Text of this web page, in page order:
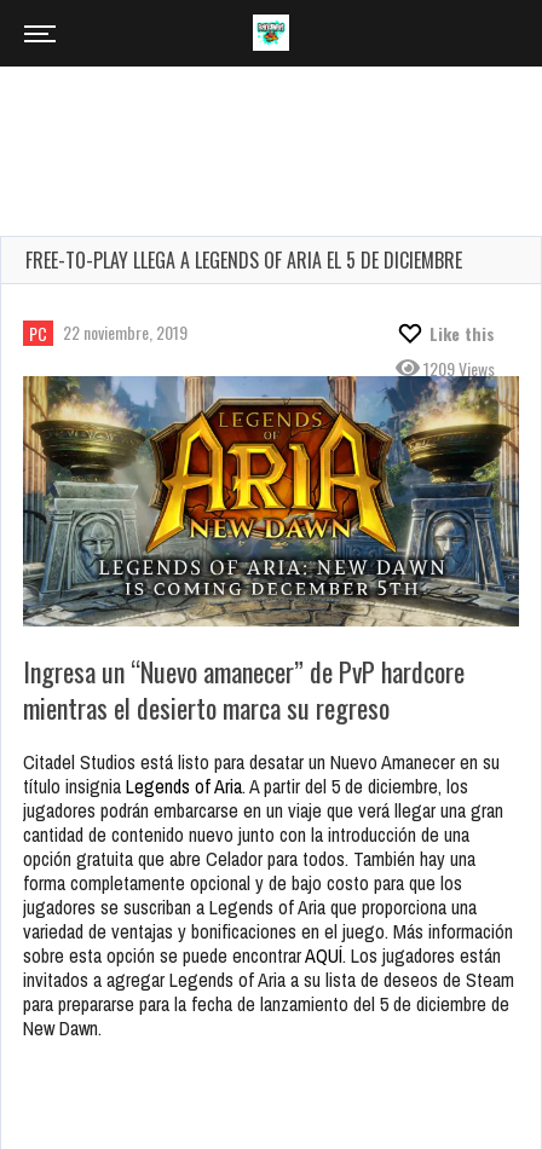
FREE-TO-PLAY LLEGA A LEGENDS OF ARIA EL 5 DE DICIEMBRE
PC 22 noviembre, 2019
Like this
1209 Views
Ingresa un “Nuevo amanecer” de PvP hardcore
mientras el desierto marca su regreso
Citadel Studios está listo para desatar un Nuevo Amanecer en su
título insigniaLegends of Aria. A partir del 5 de diciembre, los
jugadores podrán embarcarse en un viaje que verá llegar una gran
cantidad de contenido nuevo junto con la introducción de una
opción gratuita que abre Celador para todos. También hay una
forma completamente opcional y de bajo costo para que los
jugadores se suscriban a Legends of Aria que proporciona una
variedad de ventajas y bonificaciones en el juego. Más información
sobre esta opción se puede encontrarAQUÍ. Los jugadores están
invitados a agregar Legends of Aria a su lista de deseos de Steam
para prepararse para la fecha de lanzamiento del 5 de diciembre de
New Dawn.